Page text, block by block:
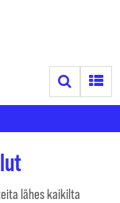
Search
lähes kaikilta